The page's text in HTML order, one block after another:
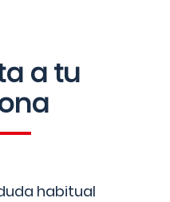
a tu
habitual